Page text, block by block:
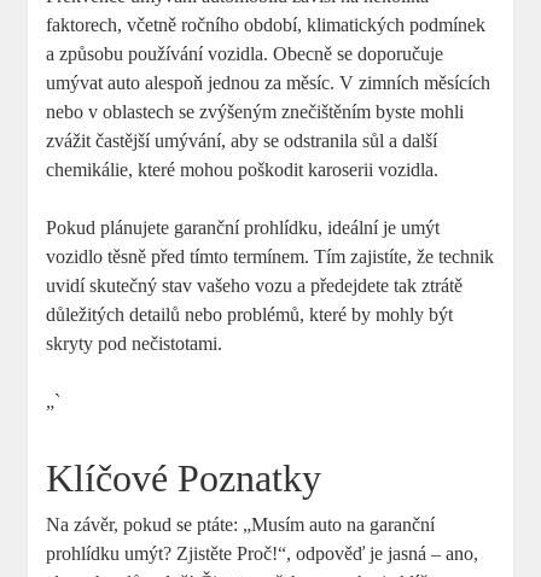
faktorech, včetně ročního období, klimatických podmínek
a způsobu používání vozidla. Obecně se doporučuje
umývat auto alespoň jednou za měsíc. V zimních měsících
nebo v oblastech se zvýšeným znečištěním byste mohli
zvážit častější umývání, aby se odstranila sůl a další
chemikálie, které mohou poškodit karoserii vozidla.
Pokud plánujete garanční prohlídku, ideální je umýt
vozidlo těsně před tímto termínem. Tím zajistíte, že technik
uvidí skutečný stav vašeho vozu a předejdete tak ztrátě
důležitých detailů nebo problémů, které by mohly být
skryty pod nečistotami.
„`
Klíčové Poznatky
Na závěr, pokud se ptáte: „Musím auto na garanční
prohlídku umýt? Zjistěte Proč!“, odpověď je jasná – ano,